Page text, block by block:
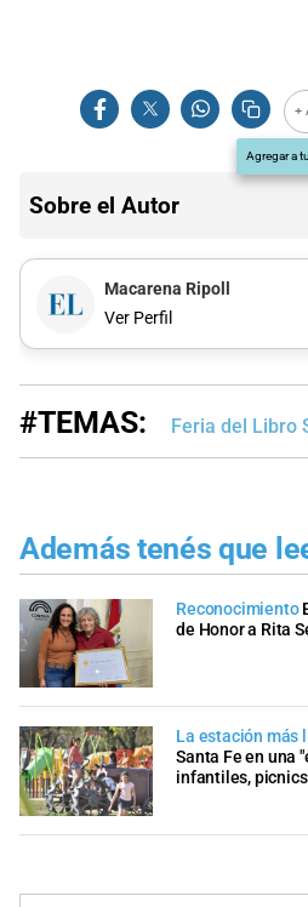
+
Agregar a
Sobre el Autor
Macarena Ripoll
Ver Perfil
#TEMAS: Feria del Libro
Además tenés que
Reconocimiento
de Honor a Rita
La estación más
Santa Fe en una
infantiles,